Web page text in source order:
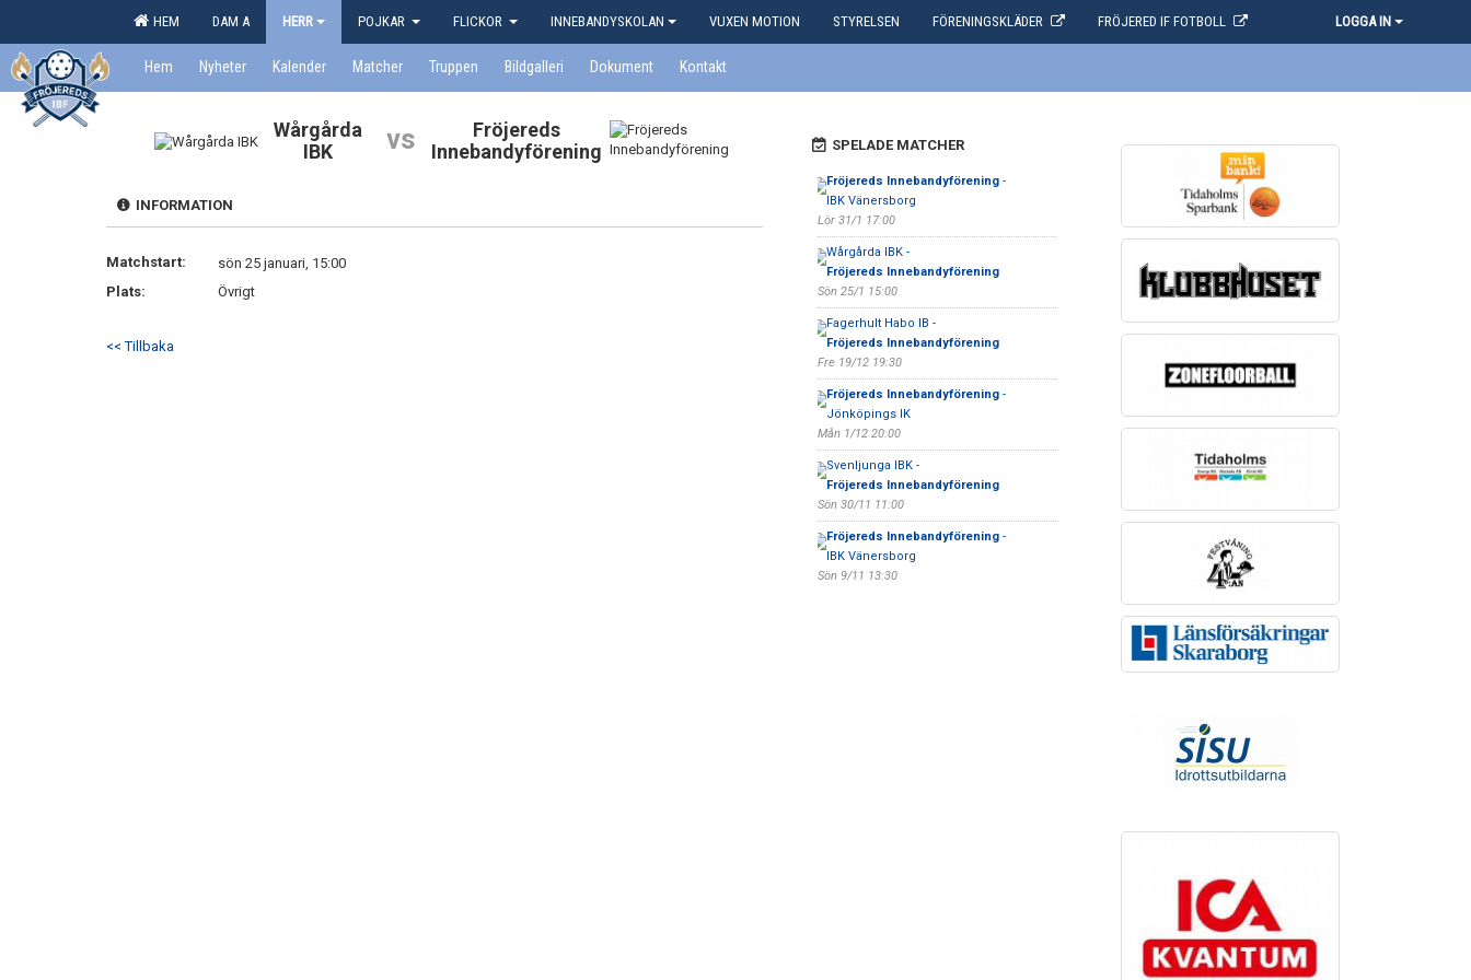
HEM DAM A HERR POJKAR FLICKOR INNEBANDYSKOLAN VUXEN MOTION STYRELSEN FÖRENINGSKLÄDER FRÖJERED IF FOTBOLL LOGGA IN
Hem Nyheter Kalender Matcher Truppen Bildgalleri Dokument Kontakt
Wårgårda
IBK
vs
Fröjereds
Innebandyförening
INFORMATION
Matchstart:
sön 25 januari, 15:00
Plats:
Övrigt
<< Tillbaka
SPELADE MATCHER
Fröjereds Innebandyförening-
IBK Vänersborg
Lör 31/1 17:00
Wårgårda IBK -
Fröjereds Innebandyförening
Sön 25/1 15:00
Fagerhult Habo IB -
Fröjereds Innebandyförening
Fre 19/12 19:30
Fröjereds Innebandyförening-
Jönköpings IK
Mån 1/12 20:00
Svenljunga IBK -
Fröjereds Innebandyförening
Sön 30/11 11:00
Fröjereds Innebandyförening-
IBK Vänersborg
Sön 9/11 13:30